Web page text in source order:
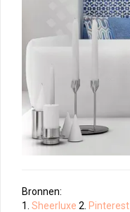
Bronnen:
1. Sheerluxe 2. Pinterest